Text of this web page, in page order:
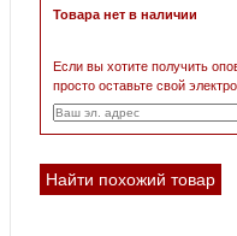
Товара нет в наличии
Если вы хотите получить
просто оставьте свой
Найти похожий товар